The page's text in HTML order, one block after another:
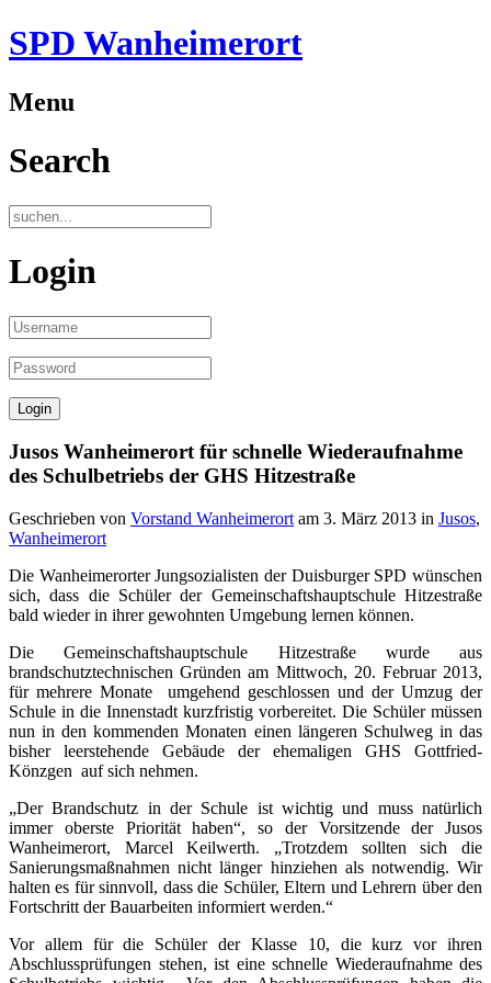
SPD Wanheimerort
Menu
Search
Login
Jusos Wanheimerort für schnelle Wiederaufnahme
des Schulbetriebs der GHS Hitzestraße
Geschrieben von Vorstand Wanheimerort am 3. März 2013 in Jusos,
Wanheimerort
Die Wanheimerorter Jungsozialisten der Duisburger SPD wünschen
sich, dass die Schüler der Gemeinschaftshauptschule Hitzestraße
bald wieder in ihrer gewohnten Umgebung lernen können.
Die Gemeinschaftshauptschule Hitzestraße wurde aus
brandschutztechnischen Gründen am Mittwoch, 20. Februar 2013,
für mehrere Monate umgehend geschlossen und der Umzug der
Schule in die Innenstadt kurzfristig vorbereitet. Die Schüler müssen
nun in den kommenden Monaten einen längeren Schulweg in das
bisher leerstehende Gebäude der ehemaligen GHS Gottfried-
Könzgen auf sich nehmen.
„Der Brandschutz in der Schule ist wichtig und muss natürlich
immer oberste Priorität haben“, so der Vorsitzende der Jusos
Wanheimerort, Marcel Keilwerth. „Trotzdem sollten sich die
Sanierungsmaßnahmen nicht länger hinziehen als notwendig. Wir
halten es für sinnvoll, dass die Schüler, Eltern und Lehrern über den
Fortschritt der Bauarbeiten informiert werden.“
Vor allem für die Schüler der Klasse 10, die kurz vor ihren
Abschlussprüfungen stehen, ist eine schnelle Wiederaufnahme des